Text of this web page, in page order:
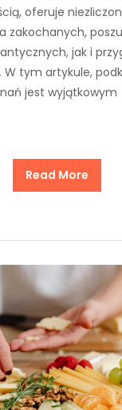
oferuje
zakochanych,
jak i
W tym artykule,
jest wyjątkowym
Read More